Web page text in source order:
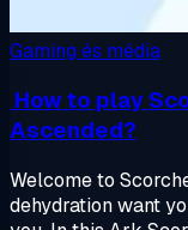
Gaming és média
How to play
Ascended?
Welcome to
dehydration want